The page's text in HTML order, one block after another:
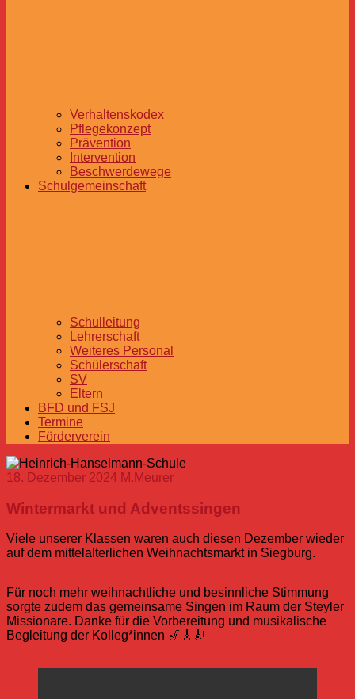
Verhaltenskodex
Pflegekonzept
Prävention
Intervention
Beschwerdewege
Schulgemeinschaft
Schulleitung
Lehrerschaft
Weiteres Personal
Schülerschaft
SV
Eltern
BFD und FSJ
Termine
Förderverein
18. Dezember 2024 M.Meurer
Wintermarkt und Adventssingen
Viele unserer Klassen waren auch diesen Dezember wieder
auf dem mittelalterlichen Weihnachtsmarkt in Siegburg.
Für noch mehr weihnachtliche und besinnliche Stimmung
sorgte zudem das gemeinsame Singen im Raum der Steyler
Missionare. Danke für die Vorbereitung und musikalische
Begleitung der Kolleg*innen 🎷🎸🎻